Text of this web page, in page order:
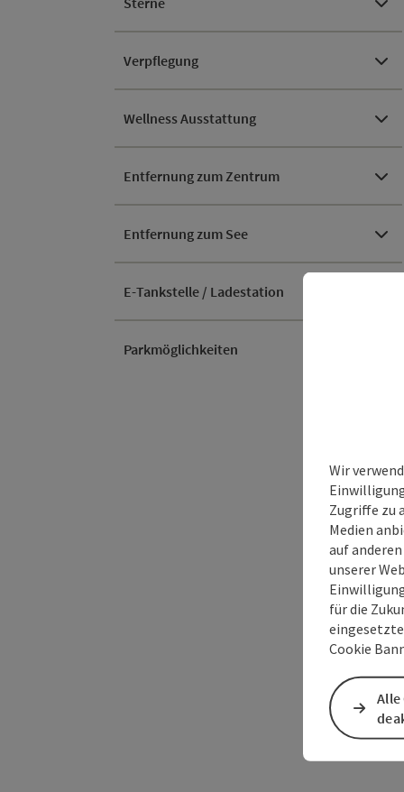
Verpflegung
Wellness Ausstattung
Entfernung zum Zentrum
Entfernung zum See
E-Tankstelle / Ladestation
Parkmöglichkeiten
Wir
Zugriffe zu
Medien
auf
unserer
für die
Cookie
Alle